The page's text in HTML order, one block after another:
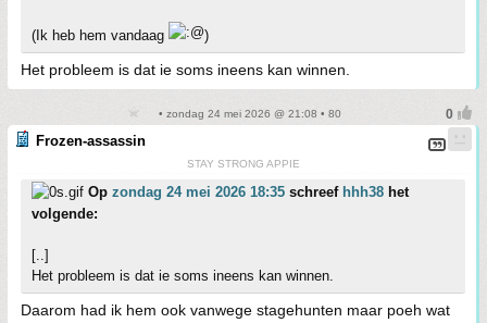
(Ik heb hem vandaag )
Het probleem is dat ie soms ineens kan winnen.
• zondag 24 mei 2026 @ 21:08 • 80
Frozen-assassin
STAY STRONG APPIE
Op zondag 24 mei 2026 18:35 schreef hhh38 het
volgende:
[..]
Het probleem is dat ie soms ineens kan winnen.
Daarom had ik hem ook vanwege stagehunten maar poeh wat